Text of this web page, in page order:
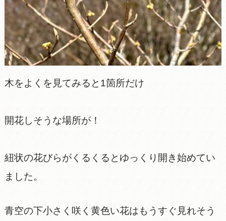
木をよくを見てみると1箇所だけ
開花しそうな場所が！
紐状の花びらがくるくるとゆっくり開き始めてい
ました。
青空の下小さく咲く黄色い花はもうすぐ見れそう